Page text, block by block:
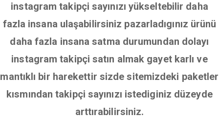
instagram takipçi sayınızı yükseltebilir daha
fazla insana ulaşabilirsiniz pazarladıgınız ürünü
daha fazla insana satma durumundan dolayı
instagram takipçi satın almak gayet karlı ve
mantıklı bir harekettir sizde sitemizdeki paketler
kısmından takipçi sayınızı istediginiz düzeyde
arttırabilirsiniz.